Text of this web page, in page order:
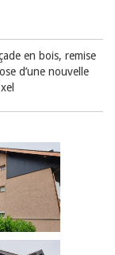
en bois, remise
d’une nouvelle